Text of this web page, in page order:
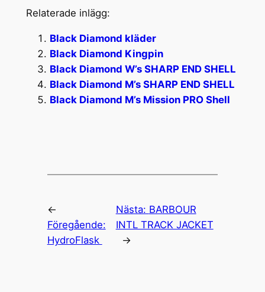
Relaterade inlägg:
Black Diamond kläder
Black Diamond Kingpin
Black Diamond W’s SHARP END SHELL
Black Diamond M’s SHARP END SHELL
Black Diamond M’s Mission PRO Shell
←
Föregående:
HydroFlask
Nästa: BARBOUR
INTL TRACK JACKET
→